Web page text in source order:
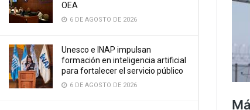
OEA
6 DE AGOSTO DE 2026
Unesco e INAP impulsan
formación en inteligencia artificial
para fortalecer el servicio público
6 DE AGOSTO DE 2026